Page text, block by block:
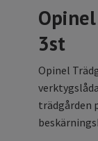
3st
Opinel
trädgården